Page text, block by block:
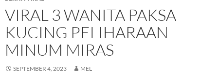
VIRAL 3 WANITA PAKSA
KUCING PELIHARAAN
MINUM MIRAS
SEPTEMBER 4, 2023 MEL